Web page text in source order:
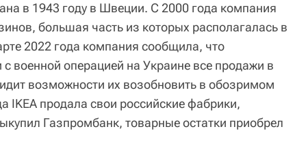
в 1943 году в Швеции. С 2000 года компания
большая часть из которых располагалась в
2022 года компания сообщила, что
с военной операцией на Украине все продажи в
возможности их возобновить в обозримом
IKEA продала свои российские фабрики,
Газпромбанк, товарные остатки приобрел